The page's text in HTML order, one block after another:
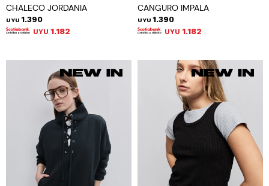
CHALECO JORDANIA
UYU 1.390
UYU 1.182
CANGURO IMPALA
UYU 1.390
UYU 1.182